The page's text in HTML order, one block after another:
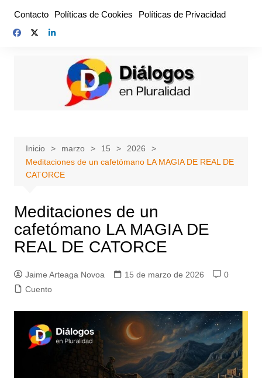
contenido
Contacto Políticas de Cookies Políticas de Privacidad
Inicio marzo 15
2026
Meditaciones de un cafetómano LA MAGIA DE REAL DE
CATORCE
Meditaciones de un
cafetómano LA MAGIA DE
REAL DE CATORCE
Jaime Arteaga Novoa 15 de marzo de 2026
0
Cuento